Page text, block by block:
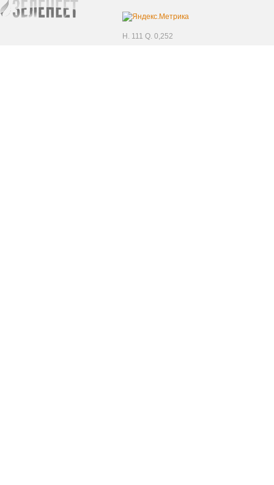
H. 111 Q. 0,252